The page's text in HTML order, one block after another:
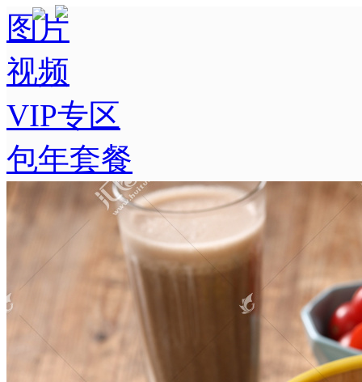
图片
视频
VIP专区
包年套餐